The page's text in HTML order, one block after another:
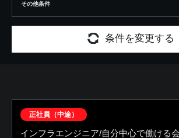
その他条件
条件を変更する
正社員（中途）
インフラエンジニア/自分中心で働ける